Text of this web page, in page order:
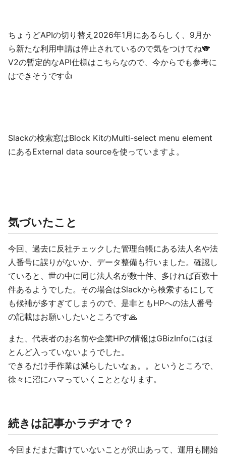
ちょうどAPIの切り替え2026年1月にあるらしく、9月か
ら新たな利用申請は停止されているので気をつけてね🐨
V2の暫定的なAPI仕様はこちらなので、今からでも参考に
はできそうです👍
Slackの検索窓はBlock KitのMulti-select menu element
にあるExternal data sourceを使っていますよ。
気づいたこと
今回、過去に反社チェックした管理台帳にある法人名や法
人番号に誤りがないか、データ整備も行いました。確認し
ていると、世の中に同じ法人名が数十件、多ければ百数十
件あるようでした。その場合はSlackから検索するにして
も候補が多すぎてしまうので、是非ともHPへの法人番号
の記載はお願いしたいところです🙏
また、代表者のお名前や企業HPの情報はGBizInfoにはほ
とんど入っていないようでした。
できるだけ手作業は減らしたいなぁ。。というところで、
徐々に沼にハマっていくこととなります。
続きは記事かラヂオで？
今回まだまだ書けていないことが沢山あって、運用も開始